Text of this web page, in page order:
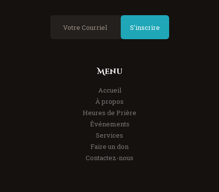
S'inscrire
Menu
Accueil
À propos
Heures de Prière
Événements
Services
Faire un don
Contactez-nous